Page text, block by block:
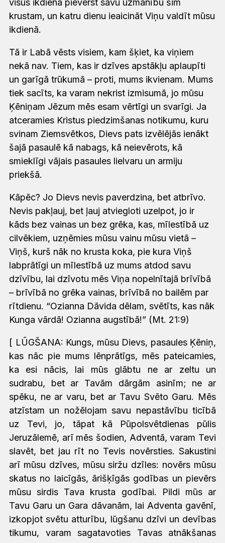
visus ikdienā pievērst savu uzmanību šim
krustam, un katru dienu ieaicināt Viņu valdīt mūsu
ikdienā.
Tā ir Labā vēsts visiem, kam šķiet, ka viņiem
nekā nav. Tiem, kas ir dzīves apstākļu aplaupīti
un garīgā trūkumā – proti, mums ikvienam. Mums
tiek sacīts, ka varam nekrist izmisumā, jo mūsu
Ķēniņam Jēzum mēs esam vērtīgi un svarīgi. Ja
atceramies Kristus piedzimšanas notikumu, kuru
svinam Ziemsvētkos, Dievs pats izvēlējās ienākt
šajā pasaulē kā nabags, kā neievērots, kā
smieklīgi vājais pasaules lielvaru un armiju
priekšā.
Kāpēc? Jo Dievs nevis paverdzina, bet atbrīvo.
Nevis pakļauj, bet ļauj atviegloti uzelpot, jo ir
kāds bez vainas un bez grēka, kas, mīlestībā uz
cilvēkiem, uzņēmies mūsu vainu mūsu vietā –
Viņš, kurš nāk no krusta koka, pie kura Viņš
labprātīgi un mīlestībā uz mums atdod savu
dzīvību, lai dzīvotu mēs Viņa nopelnītajā brīvībā
– brīvībā no grēka vainas, brīvībā no bailēm par
rītdienu. “Ozianna Dāvida dēlam, svētīts, kas nāk
Kunga vārdā! Ozianna augstībā!” (Mt. 21:9)
[ LŪGŠANA: Kungs, mūsu Dievs, pasaules Ķēniņ,
kas nāc pie mums lēnprātīgs, mēs pateicamies,
ka esi nācis, lai mūs glābtu ne ar zeltu un
sudrabu, bet ar Tavām dārgām asinīm; ne ar
spēku, ne ar varu, bet ar Tavu Svēto Garu. Mēs
atzīstam un nožēlojam savu nepastāvību ticībā
uz Tevi, jo, tāpat kā Pūpolsvētdienas pūlis
Jeruzālemē, arī mēs šodien, Adventā, varam Tevi
slavēt, bet jau rīt no Tevis novērsties. Sakustini
arī mūsu dzīves, mūsu siržu dzīles: novērs mūsu
skatus no laicīgās, ārišķīgās godības un pievērs
mūsu sirdis Tava krusta godībai. Pildi mūs ar
Tavu Garu un Gara dāvanām, lai Adventa gavēnī,
izkopjot svētu atturību, lūgšanu dzīvi un devības
tikumu, varam sagatavoties Tavas atnākšanas